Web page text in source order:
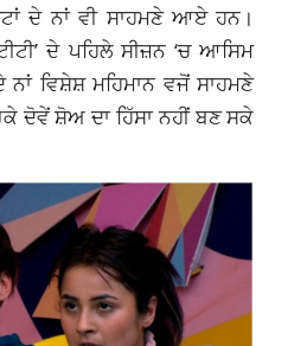
ਦੇ ਨਾਂ ਵੀ ਸਾਹਮਣੇ ਆਏ ਹਨ।
ਦੇ ਪਹਿਲੇ ਸੀਜ਼ਨ ‘ਚ ਆਸਿਮ
ਵਿਸ਼ੇਸ਼ ਮਹਿਮਾਨ ਵਜੋਂ ਸਾਹਮਣੇ
ਦੋਵੇਂ ਸ਼ੋਅ ਦਾ ਹਿੱਸਾ ਨਹੀਂ ਬਣ ਸਕੇ